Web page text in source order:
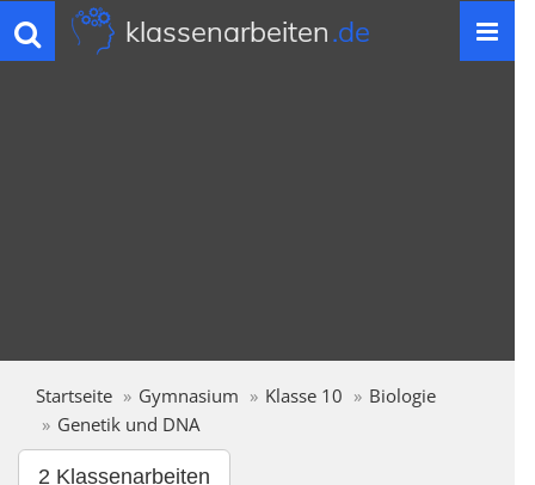
Toggle
navigation
klassenarbeiten.de
Startseite Gymnasium Klasse 10
Biologie
Genetik und DNA
2 Klassenarbeiten